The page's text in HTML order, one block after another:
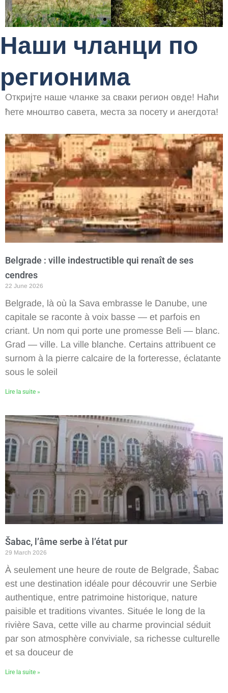
Наши чланци по
регионима
Откријте наше чланке за сваки регион овде! Наћи
ћете мноштво савета, места за посету и анегдота!
Belgrade : ville indestructible qui renaît de ses
cendres
22 June 2026
Belgrade, là où la Sava embrasse le Danube, une
capitale se raconte à voix basse — et parfois en
criant. Un nom qui porte une promesse Beli — blanc.
Grad — ville. La ville blanche. Certains attribuent ce
surnom à la pierre calcaire de la forteresse, éclatante
sous le soleil
Lire la suite »
Šabac, l’âme serbe à l’état pur
29 March 2026
À seulement une heure de route de Belgrade, Šabac
est une destination idéale pour découvrir une Serbie
authentique, entre patrimoine historique, nature
paisible et traditions vivantes. Située le long de la
rivière Sava, cette ville au charme provincial séduit
par son atmosphère conviviale, sa richesse culturelle
et sa douceur de
Lire la suite »